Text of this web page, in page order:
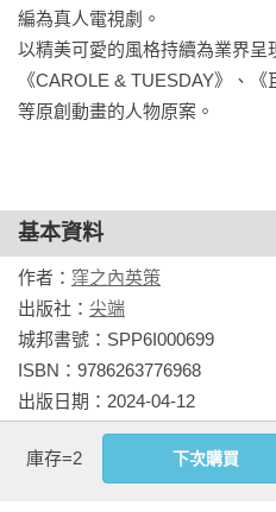
編為真人電視劇。
以精美可愛的風格持續為業界呈
《CAROLE & TUESDAY》、
等原創動畫的人物原案。
基本資料
作者： 窪之內英策
出版社： 尖端
城邦書號：SPP6I000699
ISBN：9786263776968
出版日期：2024-04-12
戴雅芳
書系：SPP-COMIC
庫存=2 下次購買